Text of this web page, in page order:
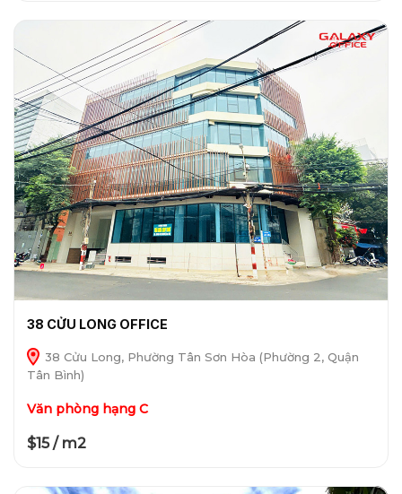
38 CỬU LONG OFFICE
38 Cửu Long, Phường Tân Sơn Hòa (Phường 2, Quận
Tân Bình)
Văn phòng hạng C
$15 / m2